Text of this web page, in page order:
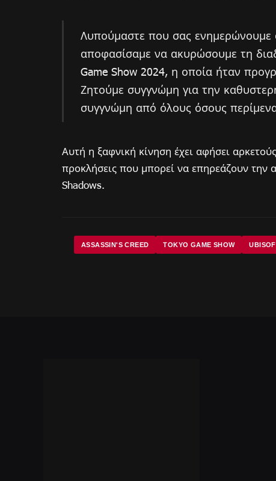
Λυπούμαστε που σας
αποφασίσαμε να ακυρώσουμε τη
Game Show 2024, η οποία ήταν
Ζητούμε συγγνώμη για την
συγγνώμη από όλους όσους
Αυτή η ξαφνική κίνηση έχει αφήσει
προκλήσεις που μπορεί να επηρεάζουν την
Shadows.
ASSASSIN'S CREED TOKYO GAME SHOW